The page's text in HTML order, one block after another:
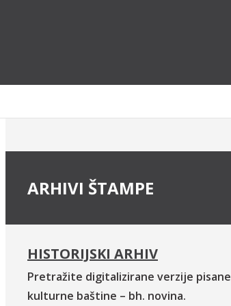
ARHIVI ŠTAMPE
HISTORIJSKI ARHIV
Pretražite digitalizirane verzije pisane
kulturne baštine – bh. novina.